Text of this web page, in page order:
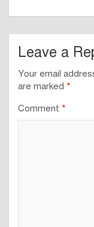
Leave a
Your email
are marked *
Comment *